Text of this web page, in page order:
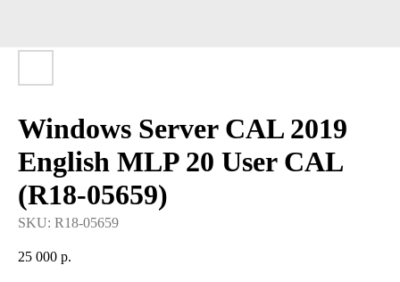
Windows Server CAL 2019
English MLP 20 User CAL
(R18-05659)
SKU: R18-05659
25 000 р.